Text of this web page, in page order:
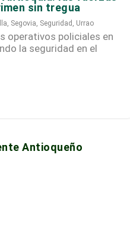
sin tregua
Segovia Seguridad Urrao
operativos policiales en
la seguridad en el
Antioqueño